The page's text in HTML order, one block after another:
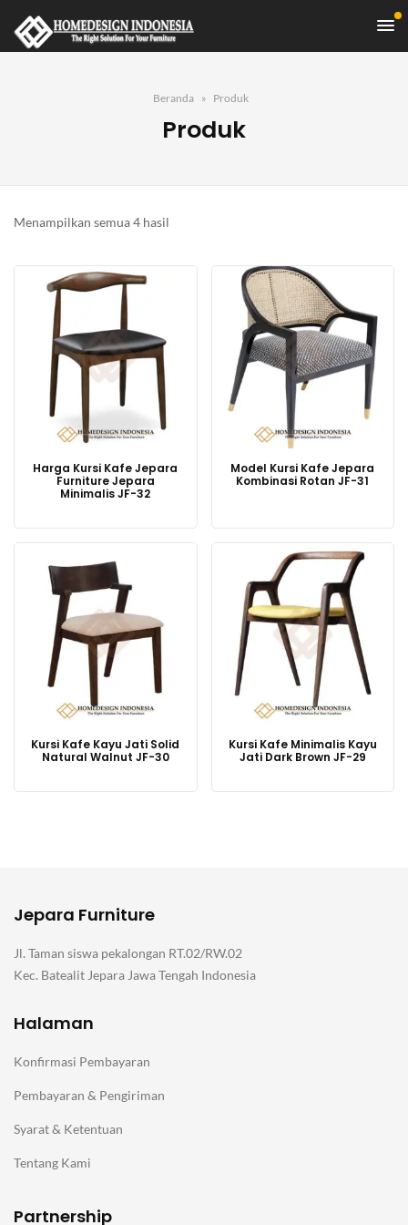
Beranda Produk
Produk
Menampilkan semua 4 hasil
yang
Harga Kursi Kafe Jepara
Furniture Jepara
Minimalis JF-32
Model Kursi Kafe Jepara
Kombinasi Rotan JF-31
Kursi Kafe Kayu Jati Solid
Natural Walnut JF-30
Kursi Kafe Minimalis Kayu
Jati Dark Brown JF-29
Jepara Furniture
Jl. Taman siswa pekalongan RT.02/RW.02
Kec. Batealit Jepara Jawa Tengah Indonesia
Halaman
Konfirmasi Pembayaran
Pembayaran & Pengiriman
Syarat & Ketentuan
Tentang Kami
Partnership